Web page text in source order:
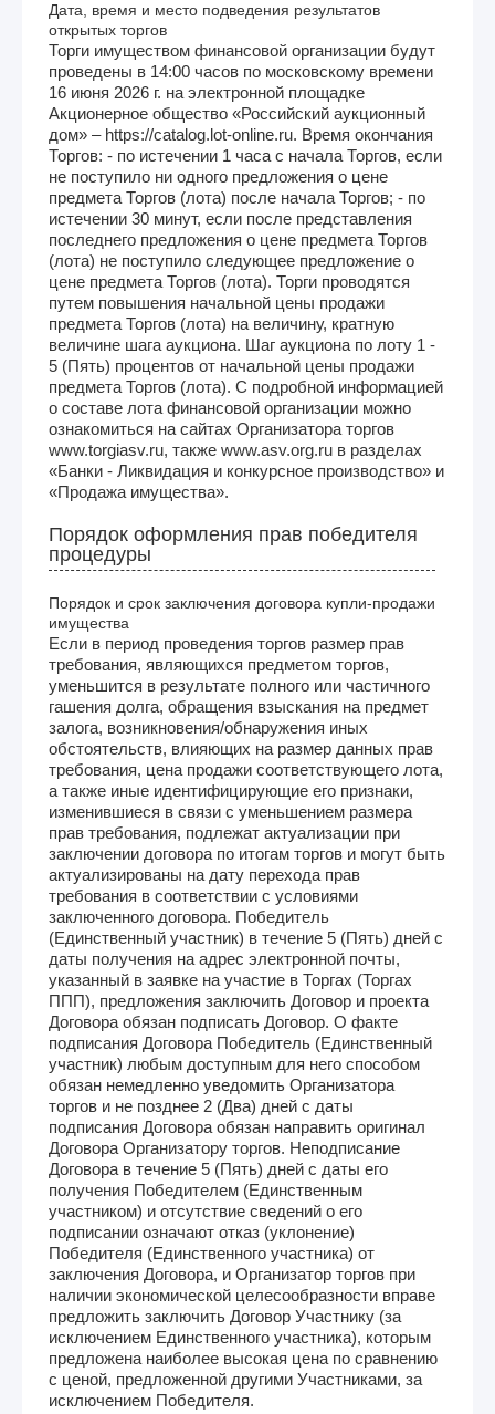
Дата, время и место подведения результатов
открытых торгов
Торги имуществом финансовой организации будут
проведены в 14:00 часов по московскому времени
16 июня 2026 г. на электронной площадке
Акционерное общество «Российский аукционный
дом» – https://catalog.lot-online.ru. Время окончания
Торгов: - по истечении 1 часа с начала Торгов, если
не поступило ни одного предложения о цене
предмета Торгов (лота) после начала Торгов; - по
истечении 30 минут, если после представления
последнего предложения о цене предмета Торгов
(лота) не поступило следующее предложение о
цене предмета Торгов (лота). Торги проводятся
путем повышения начальной цены продажи
предмета Торгов (лота) на величину, кратную
величине шага аукциона. Шаг аукциона по лоту 1 -
5 (Пять) процентов от начальной цены продажи
предмета Торгов (лота). С подробной информацией
о составе лота финансовой организации можно
ознакомиться на сайтах Организатора торгов
www.torgiasv.ru, также www.asv.org.ru в разделах
«Банки - Ликвидация и конкурсное производство» и
«Продажа имущества».
Порядок оформления прав победителя
процедуры
Порядок и срок заключения договора купли-продажи
имущества
Если в период проведения торгов размер прав
требования, являющихся предметом торгов,
уменьшится в результате полного или частичного
гашения долга, обращения взыскания на предмет
залога, возникновения/обнаружения иных
обстоятельств, влияющих на размер данных прав
требования, цена продажи соответствующего лота,
а также иные идентифицирующие его признаки,
изменившиеся в связи с уменьшением размера
прав требования, подлежат актуализации при
заключении договора по итогам торгов и могут быть
актуализированы на дату перехода прав
требования в соответствии с условиями
заключенного договора. Победитель
(Единственный участник) в течение 5 (Пять) дней с
даты получения на адрес электронной почты,
указанный в заявке на участие в Торгах (Торгах
ППП), предложения заключить Договор и проекта
Договора обязан подписать Договор. О факте
подписания Договора Победитель (Единственный
участник) любым доступным для него способом
обязан немедленно уведомить Организатора
торгов и не позднее 2 (Два) дней с даты
подписания Договора обязан направить оригинал
Договора Организатору торгов. Неподписание
Договора в течение 5 (Пять) дней с даты его
получения Победителем (Единственным
участником) и отсутствие сведений о его
подписании означают отказ (уклонение)
Победителя (Единственного участника) от
заключения Договора, и Организатор торгов при
наличии экономической целесообразности вправе
предложить заключить Договор Участнику (за
исключением Единственного участника), которым
предложена наиболее высокая цена по сравнению
с ценой, предложенной другими Участниками, за
исключением Победителя.